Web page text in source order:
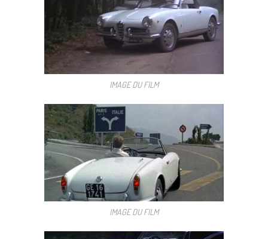
IMAGE DU FILM
IMAGE DU FILM